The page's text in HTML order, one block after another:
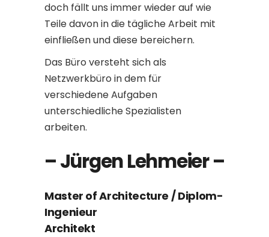
doch fällt uns immer wieder auf wie
Teile davon in die tägliche Arbeit mit
einfließen und diese bereichern.
Das Büro versteht sich als
Netzwerkbüro in dem für
verschiedene Aufgaben
unterschiedliche Spezialisten
arbeiten.
– Jürgen Lehmeier –
Master of Architecture / Diplom-
Ingenieur
Architekt